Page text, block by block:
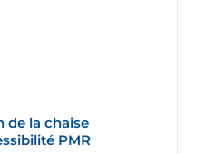
de la chaise
PMR